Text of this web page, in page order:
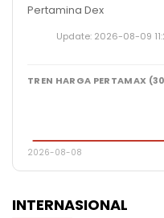
Pertamina Dex
Update: 2026-08-09
TREN HARGA PERTAMAX
2026-08-08
INTERNASIONAL